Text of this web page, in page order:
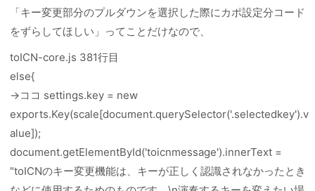
「キー変更部分のプルダウンを選択した際にカポ設定分コード
をずらしてほしい」ってことだけなので、
toICN-core.js 381行目
else{
→ココ settings.key = new
exports.Key(scale[document.querySelector('.selectedkey').v
alue]);
document.getElementById('toicnmessage').innerText =
"toICNのキー変更機能は、キーが正しく認識されなかったとき